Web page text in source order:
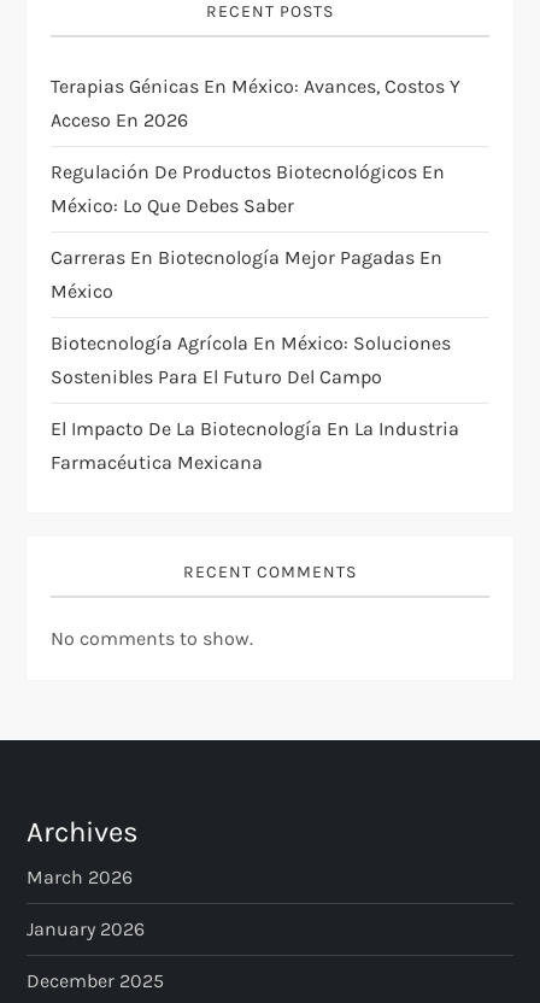
g
a
t
i
o
n
RECENT POSTS
Terapias Génicas En México: Avances, Costos Y
Acceso En 2026
Regulación De Productos Biotecnológicos En
México: Lo Que Debes Saber
Carreras En Biotecnología Mejor Pagadas En
México
Biotecnología Agrícola En México: Soluciones
Sostenibles Para El Futuro Del Campo
El Impacto De La Biotecnología En La Industria
Farmacéutica Mexicana
RECENT COMMENTS
No comments to show.
Archives
March 2026
January 2026
December 2025